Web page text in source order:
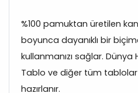
%100 pamuktan üretilen
boyunca dayanıklı bir
kullanmanızı sağlar. Dünya
Tablo ve diğer tüm
hazırlanır.